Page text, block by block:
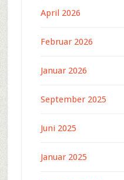
April 2026
Februar 2026
Januar 2026
September 2025
Juni 2025
Januar 2025